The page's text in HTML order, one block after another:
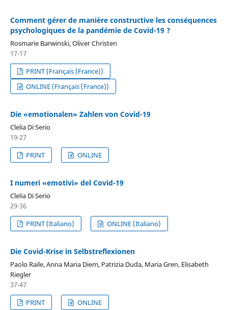
Comment gérer de manière constructive les conséquences
psychologiques de la pandémie de Covid-19 ?
Rosmarie Barwinski, Oliver Christen
17-17
PRINT (Français (France))
ONLINE (Français (France))
Die «emotionalen» Zahlen von Covid-19
Clelia Di Serio
19-27
PRINT
ONLINE
I numeri «emotivi» del Covid-19
Clelia Di Serio
29-36
PRINT (Italiano)
ONLINE (Italiano)
Die Covid-Krise in Selbstreflexionen
Paolo Raile, Anna Maria Diem, Patrizia Duda, Maria Gren, Elisabeth
Riegler
37-47
PRINT
ONLINE